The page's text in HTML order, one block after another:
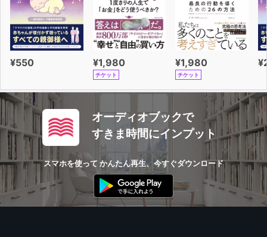
¥550 ¥1,980
チケット
¥1,980
チケット
オーディオブックで
すきま時間にインプット
スマホを使って かんたん再生、今すぐダウンロード